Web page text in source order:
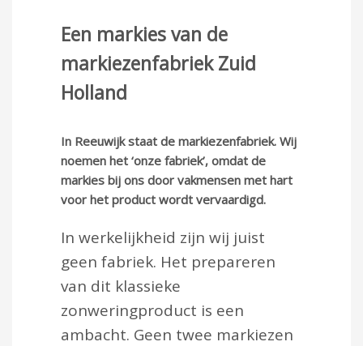
Een markies van de
markiezenfabriek Zuid
Holland
In Reeuwijk staat de markiezenfabriek. Wij
noemen het ‘onze fabriek’, omdat de
markies bij ons door vakmensen met hart
voor het product wordt vervaardigd.
In werkelijkheid zijn wij juist
geen fabriek. Het prepareren
van dit klassieke
zonweringproduct is een
ambacht. Geen twee markiezen